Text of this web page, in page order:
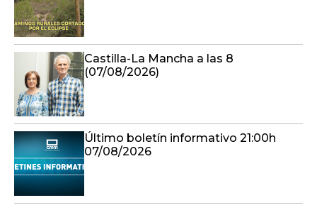
Castilla-La Mancha a las 8
(07/08/2026)
Último boletín informativo 21:00h
07/08/2026